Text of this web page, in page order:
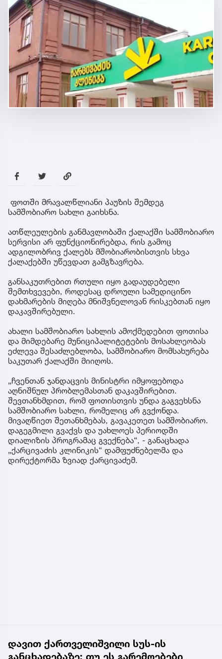
ფოთში სამშობიარო სახლი გაიხსნა
საზოგადოება 14 წუთის წინ
ფოთში მრავალწლიანი პაუზის შემდეგ
სამშობიარო სახლი გაიხსნა.
ათწლეულების განმავლობაში ქალაქში სამშობიარო
სერვისი არ ფუნქციონირებდა, რის გამოც
ადგილობრივ ქალებს მშობიარობისთვის სხვა
ქალაქებში უწევდათ გამგზავრება.
განსაკუთრებით რთული იყო გადაუდებელი
შემთხვევები, როდესაც დროული სამედიცინო
დახმარების მიღება მნიშვნელოვან რისკებთან იყო
დაკავშირებული.
ახალი სამშობიარო სახლის ამოქმედებით ფოთისა
და მიმდებარე მუნიციპალიტეტების მოსახლეობას